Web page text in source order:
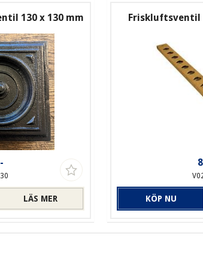
130 x 130 mm
LÄS MER
Friskluftsventil
KÖP NU